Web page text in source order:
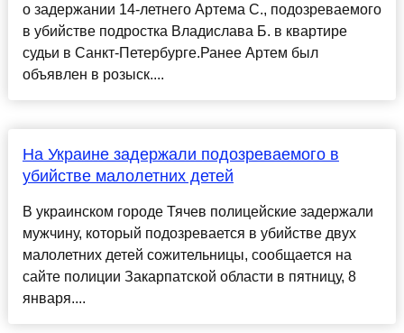
о задержании 14-летнего Артема С., подозреваемого
в убийстве подростка Владислава Б. в квартире
судьи в Санкт-Петербурге.Ранее Артем был
объявлен в розыск....
На Украине задержали подозреваемого в
убийстве малолетних детей
В украинском городе Тячев полицейские задержали
мужчину, который подозревается в убийстве двух
малолетних детей сожительницы, сообщается на
сайте полиции Закарпатской области в пятницу, 8
января....